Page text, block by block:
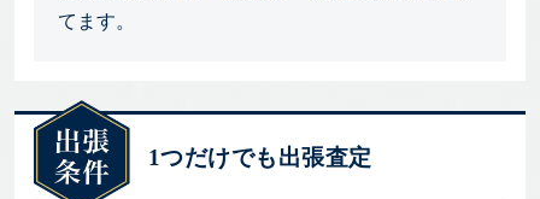
てます。
1つだけでも出張査定